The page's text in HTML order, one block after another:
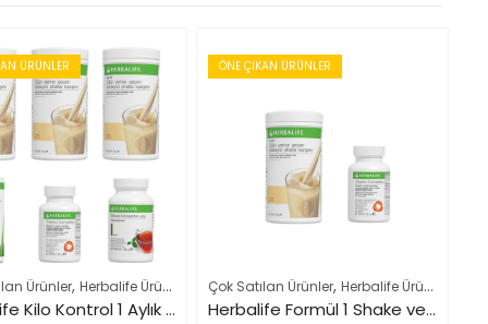
, Kilo Verme Setleri
ÜRÜNLER
Ürünler, Herbalife Ürün Listesi Tamamı , Kilo Verme Setleri
Herbalife Kilo Kontrol 1 Aylık Tam Set
ÖNE ÇIKAN ÜRÜNLER
Çok Satılan Ürünler, Herbalife Ürün Listesi Tamamı
Herbalife Formül 1 Shake ve Thermo Complete Seti